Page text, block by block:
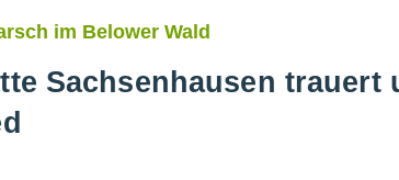
im Belower Wald
Sachsenhausen trauert